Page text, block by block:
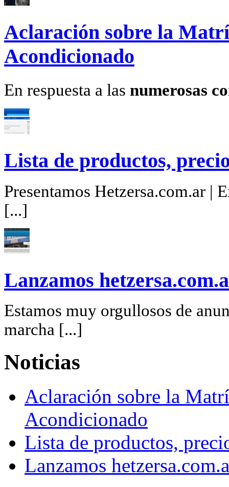
Aclaración sobre la
Acondicionado
En respuesta a las numerosas
Lista de productos,
Presentamos Hetzersa.com.ar |
[...]
Lanzamos
Estamos muy orgullosos de
marcha [...]
Noticias
Aclaración sobre la
Acondicionado
Lista de productos,
Lanzamos